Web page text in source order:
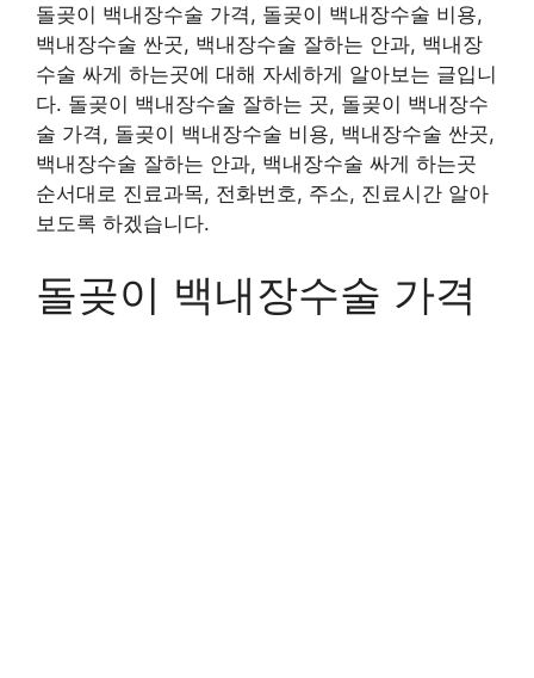
돌곶이 백내장수술 가격, 돌곶이 백내장수술 비용,
백내장수술 싼곳, 백내장수술 잘하는 안과, 백내장
수술 싸게 하는곳에 대해 자세하게 알아보는 글입니
다. 돌곶이 백내장수술 잘하는 곳, 돌곶이 백내장수
술 가격, 돌곶이 백내장수술 비용, 백내장수술 싼곳,
백내장수술 잘하는 안과, 백내장수술 싸게 하는곳
순서대로 진료과목, 전화번호, 주소, 진료시간 알아
보도록 하겠습니다.
돌곶이 백내장수술 가격